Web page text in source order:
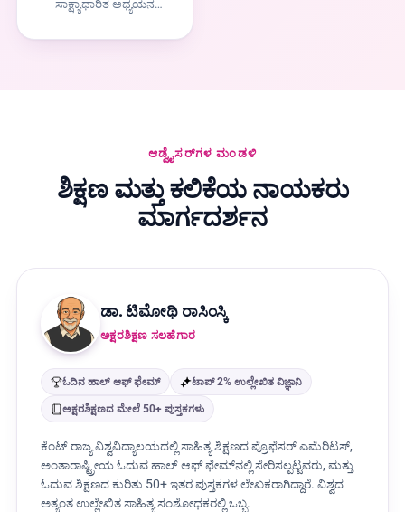
ಸಾಕ್ಷ್ಯಾಧಾರಿತ ಅಧ್ಯಯನ
ಸ್ವಾಯತ್ತ ಅಧ್ಯಯನದ ಮೇಲೆ
ಆಡ್ವೈಸರ್‌ಗಳ ಮಂಡಳಿ
ಶಿಕ್ಷಣ ಮತ್ತು ಕಲಿಕೆಯ ನಾಯಕರು
ಮಾರ್ಗದರ್ಶನ
ಡಾ. ಟಿಮೋಥಿ ರಾಸಿಂಸ್ಕಿ
ಅಕ್ಷರಶಿಕ್ಷಣ ಸಲಹೆಗಾರ
ಓದಿನ ಹಾಲ್ ಆಫ್ ಫೇಮ್ ಟಾಪ್ 2% ಉಲ್ಲೇಖಿತ ವಿಜ್ಞಾನಿ
ಅಕ್ಷರಶಿಕ್ಷಣದ ಮೇಲೆ 50+ ಪುಸ್ತಕಗಳು
ಕೆಂಟ್ ರಾಜ್ಯ ವಿಶ್ವವಿದ್ಯಾಲಯದಲ್ಲಿ ಸಾಹಿತ್ಯ ಶಿಕ್ಷಣದ ಪ್ರೊಫೆಸರ್ ಎಮೆರಿಟಸ್,
ಅಂತಾರಾಷ್ಟ್ರೀಯ ಓದುವ ಹಾಲ್ ಆಫ್ ಫೇಮ್‌ನಲ್ಲಿ ಸೇರಿಸಲ್ಪಟ್ಟವರು, ಮತ್ತು
ಓದುವ ಶಿಕ್ಷಣದ ಕುರಿತು 50+ ಇತರ ಪುಸ್ತಕಗಳ ಲೇಖಕರಾಗಿದ್ದಾರೆ. ವಿಶ್ವದ
ಅತ್ಯಂತ ಉಲ್ಲೇಖಿತ ಸಾಹಿತ್ಯ ಸಂಶೋಧಕರಲ್ಲಿ ಒಬ್ಬ.